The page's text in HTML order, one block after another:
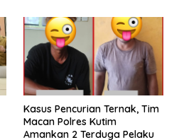
Kasus Pencurian Ternak, Tim
Macan Polres Kutim
Amankan 2 Terduga Pelaku